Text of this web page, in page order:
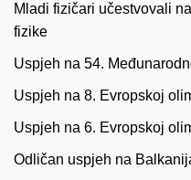
Mladi fizičari učestvovali
fizike
Uspjeh na 54.
Uspjeh na 8. Evropskoj
Uspjeh na 6. Evropskoj
Odličan uspjeh na